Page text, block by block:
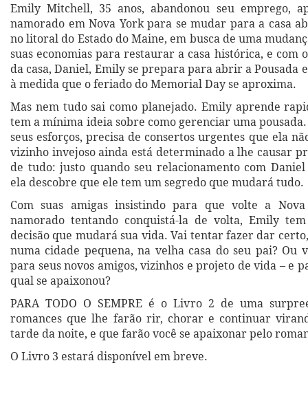
Emily Mitchell, 35 anos, abandonou seu emprego,
namorado em Nova York para se mudar para a casa
no litoral do Estado do Maine, em busca de uma
suas economias para restaurar a casa histórica, e com
da casa, Daniel, Emily se prepara para abrir a Pousada
à medida que o feriado do Memorial Day se aproxima.
Mas nem tudo sai como planejado. Emily aprende
tem a mínima ideia sobre como gerenciar uma pousada.
seus esforços, precisa de consertos urgentes que ela
vizinho invejoso ainda está determinado a lhe causar
de tudo: justo quando seu relacionamento com
ela descobre que ele tem um segredo que mudará tudo.
Com suas amigas insistindo para que volte a
namorado tentando conquistá-la de volta, Emily
decisão que mudará sua vida. Vai tentar fazer dar
numa cidade pequena, na velha casa do seu pai? Ou
para seus novos amigos, vizinhos e projeto de vida – e
qual se apaixonou?
PARA TODO O SEMPRE é o Livro 2 de uma
romances que lhe farão rir, chorar e continuar
tarde da noite, e que farão você se apaixonar pelo
O Livro 3 estará disponível em breve.